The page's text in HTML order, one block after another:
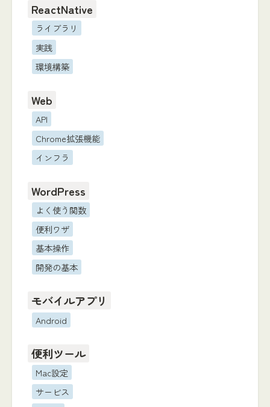
ReactNative
ライブラリ
実践
環境構築
Web
API
Chrome拡張機能
インフラ
WordPress
よく使う関数
便利ワザ
基本操作
開発の基本
モバイルアプリ
Android
便利ツール
Mac設定
サービス